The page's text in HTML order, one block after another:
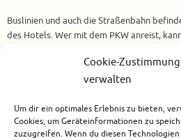
Cookie-Zustimmung
verwalten
Um dir ein optimales Erlebnis zu bieten,
Cookies, um Geräteinformationen zu
zuzugreifen. Wenn du diesen
Buslinien und auch die Straßenbahn
des Hotels. Wer mit dem PKW anreist,
eine Nacht im tinyTwice Hotel Bonn, aber
Dezember 6, 2023 Bonn Deutschland ,